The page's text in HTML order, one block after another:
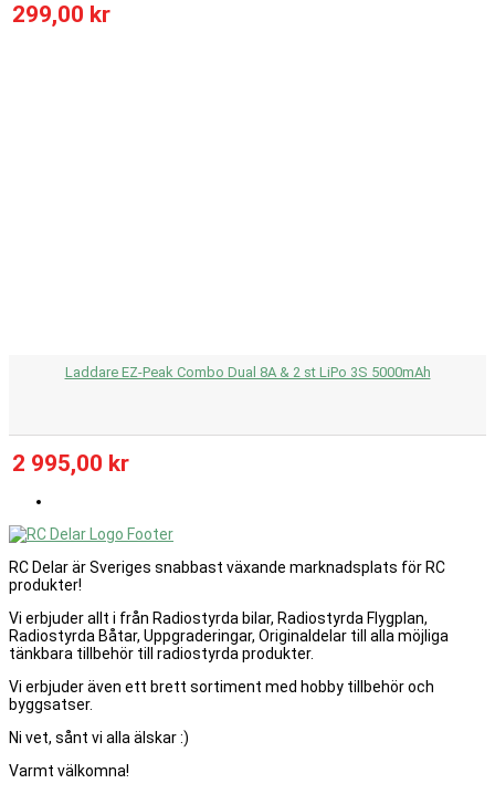
299,00 kr
Laddare EZ-Peak Combo Dual 8A & 2 st LiPo 3S 5000mAh
2 995,00 kr
RC Delar är Sveriges snabbast växande marknadsplats för RC
produkter!
Vi erbjuder allt i från Radiostyrda bilar, Radiostyrda Flygplan,
Radiostyrda Båtar, Uppgraderingar, Originaldelar till alla möjliga
tänkbara tillbehör till radiostyrda produkter.
Vi erbjuder även ett brett sortiment med hobby tillbehör och
byggsatser.
Ni vet, sånt vi alla älskar :)
Varmt välkomna!